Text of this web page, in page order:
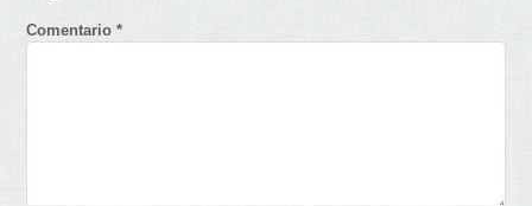
Comentario*